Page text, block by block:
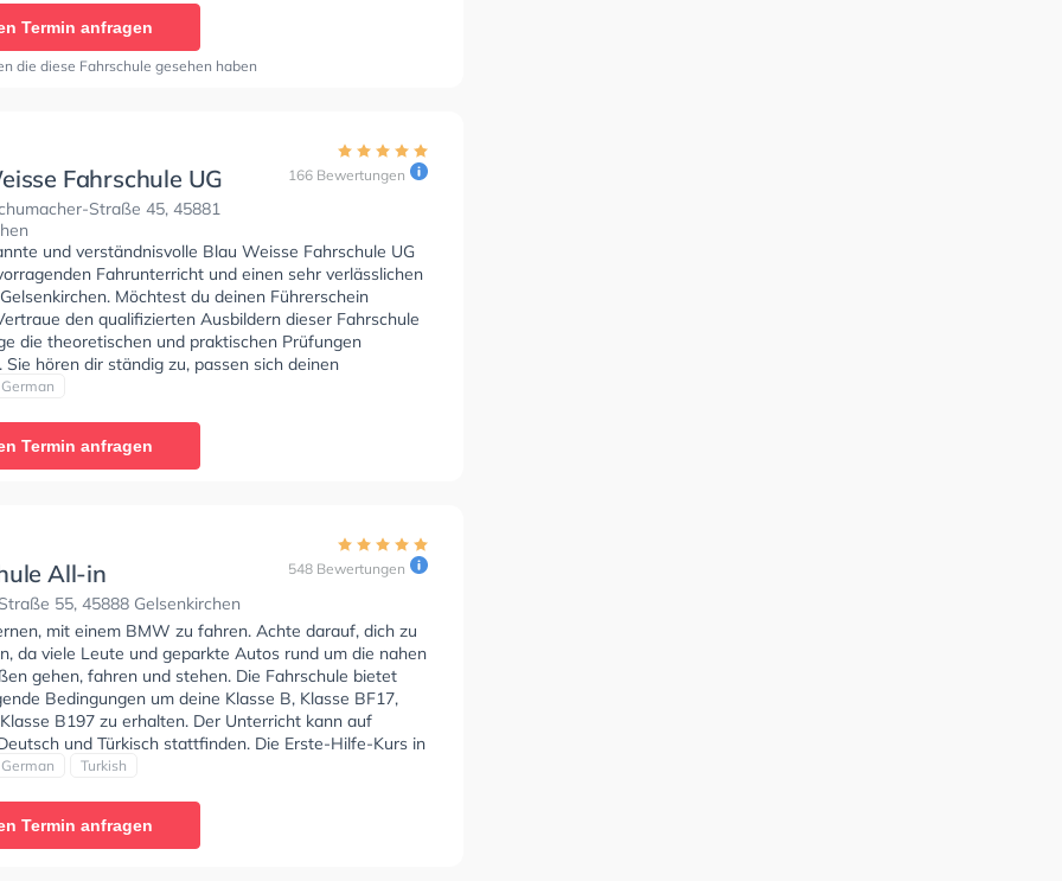
C1, Klasse C1E, Klasse DE, Klasse C+CE, Klasse
B197, Klasse ASF und Klasse B197 zu erhalten.
Kurs in der Schule. Wir empfehlen dir auch online-
am PC zu absolvieren, um dich gut auf die
Termin anfragen
die diese Fahrschule gesehen haben
Fahrschule UG
Straße 45, 45881
166 Bewertungen
und verständnisvolle Blau Weisse Fahrschule UG
Fahrunterricht und einen sehr verlässlichen
Möchtest du deinen Führerschein
den qualifizierten Ausbildern dieser Fahrschule
die theoretischen und praktischen Prüfungen
Sie hören dir ständig zu, passen sich deinen
an und bieten dir eine Lernerfahrung. Der Unterricht
Letzte Bewertung: "Das ist eine sehr gute fahrschule
ist sehr freundlich Und der Fahrlehrer auch"
German
Termin anfragen
All-in
55, 45888 Gelsenkirchen
548 Bewertungen
mit einem BMW zu fahren. Achte darauf, dich zu
da viele Leute und geparkte Autos rund um die nahen
gehen, fahren und stehen. Die Fahrschule bietet
Bedingungen um deine Klasse B, Klasse BF17,
B197 zu erhalten. Der Unterricht kann auf
und Türkisch stattfinden. Die Erste-Hilfe-Kurs in
Wir empfehlen dir auch online-theorie tests am PC zu
"Sehr gut kann man mit arbeiten ist halt gut man
und ja wurde sehr gut erklärt"
German Turkish
Termin anfragen